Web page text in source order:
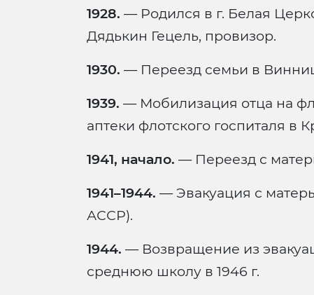
1928. — Родился в г. Белая
Дядькин Гецель, провизор.
1930. — Переезд семьи в
1939. — Мобилизация отца на
аптеки флотского госпиталя в
1941, начало. — Переезд с
1941–1944. — Эвакуация с
АССР).
1944. — Возвращение из
среднюю школу в 1946 г.